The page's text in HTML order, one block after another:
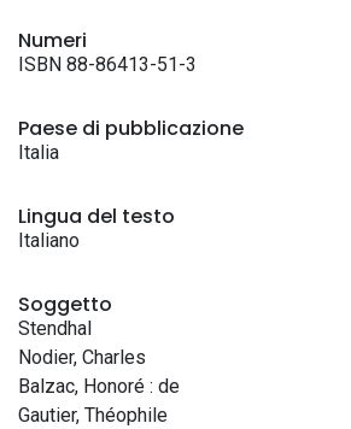
Numeri
ISBN 88-86413-51-3
Paese di pubblicazione
Italia
Lingua del testo
Italiano
Soggetto
Stendhal
Nodier, Charles
Balzac, Honoré : de
Gautier, Théophile